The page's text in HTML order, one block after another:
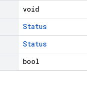
void
Status
Status
bool